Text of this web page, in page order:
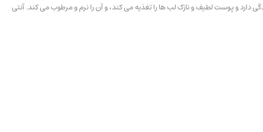
و پوست لطیف و نازک لب ها را تغذیه می کند، و آن را نرم و مرطوب می کند. آنتی